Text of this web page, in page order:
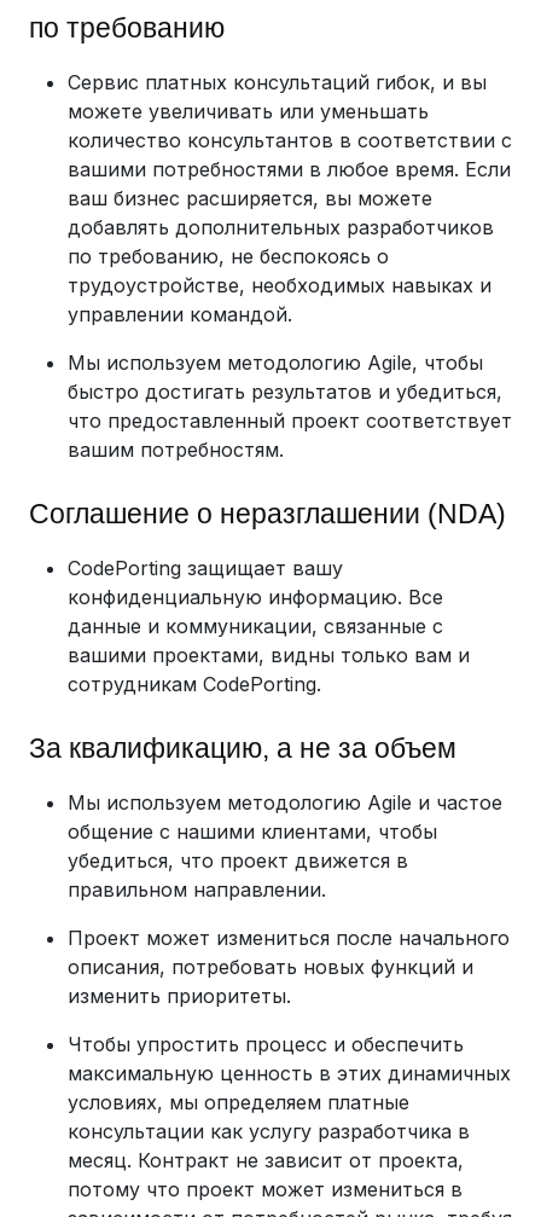
по требованию
Сервис платных консультаций гибок, и вы
можете увеличивать или уменьшать
количество консультантов в соответствии с
вашими потребностями в любое время. Если
ваш бизнес расширяется, вы можете
добавлять дополнительных разработчиков
по требованию, не беспокоясь о
трудоустройстве, необходимых навыках и
управлении командой.
Мы используем методологию Agile, чтобы
быстро достигать результатов и убедиться,
что предоставленный проект соответствует
вашим потребностям.
Соглашение о неразглашении (NDA)
CodePorting защищает вашу
конфиденциальную информацию. Все
данные и коммуникации, связанные с
вашими проектами, видны только вам и
сотрудникам CodePorting.
За квалификацию, а не за объем
Мы используем методологию Agile и частое
общение с нашими клиентами, чтобы
убедиться, что проект движется в
правильном направлении.
Проект может измениться после начального
описания, потребовать новых функций и
изменить приоритеты.
Чтобы упростить процесс и обеспечить
максимальную ценность в этих динамичных
условиях, мы определяем платные
консультации как услугу разработчика в
месяц. Контракт не зависит от проекта,
потому что проект может измениться в